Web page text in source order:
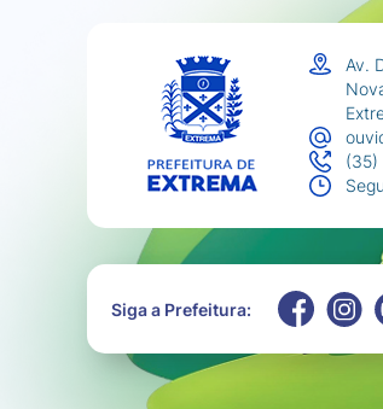
Av.
(35)
Siga a Prefeitura: